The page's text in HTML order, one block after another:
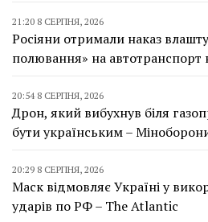
21:20 8 СЕРПНЯ, 2026
Росіяни отримали наказ
полювання» на
20:54 8 СЕРПНЯ, 2026
Дрон, який вибухнув біля
бути українським –
20:29 8 СЕРПНЯ, 2026
Маск відмовляє Україні у
ударів по РФ – The Atlantic